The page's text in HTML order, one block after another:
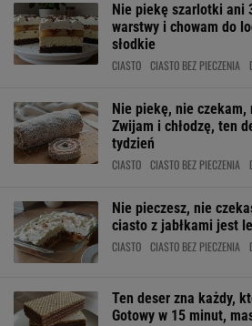
Nie piekę szarlotki ani
warstwy i chowam do
słodkie
CIASTO CIASTO BEZ PIECZENIA
Nie piekę, nie
Zwijam i chłodzę, ten
tydzień
CIASTO CIASTO BEZ PIECZENIA
Nie pieczesz, nie
ciasto z jabłkami jest
CIASTO CIASTO BEZ PIECZENIA
Ten deser zna każdy,
Gotowy w 15 minut,